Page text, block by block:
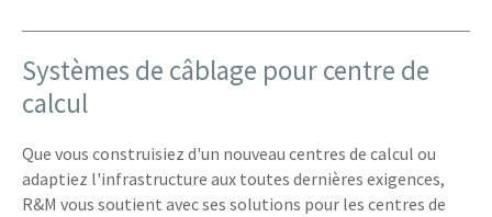
Systèmes de câblage pour centre de
calcul
Que vous construisiez d'un nouveau centres de calcul ou
adaptiez l'infrastructure aux toutes dernières exigences,
R&M vous soutient avec ses solutions pour les centres de